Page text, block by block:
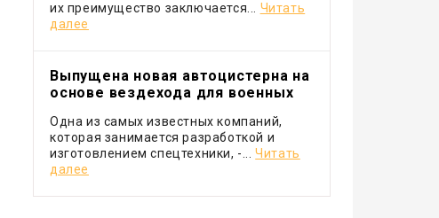
их преимущество заключается... Читать
далее
Выпущена новая автоцистерна на
основе вездехода для военных
Одна из самых известных компаний,
которая занимается разработкой и
изготовлением спецтехники, -...Читать
далее